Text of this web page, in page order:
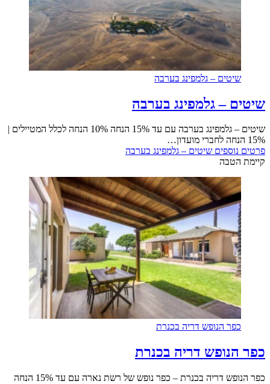
שיטים – גלמפינג בערבה
שיטים – גלמפינג בערבה
שיטים – גלמפינג בערבה עם עד 15% הנחה 10% הנחה לכלל המטיילים |
15% הנחה לחברי מועדון…
פרטים נוספים שיטים – גלמפינג בערבה
קיימת הטבה
כפר הנופש דריה בכנרת
כפר הנופש דריה בכנרת
כפר הנופש דריה בכנרת – כפר נופש של רשת נארה עם עד 15% הנחה